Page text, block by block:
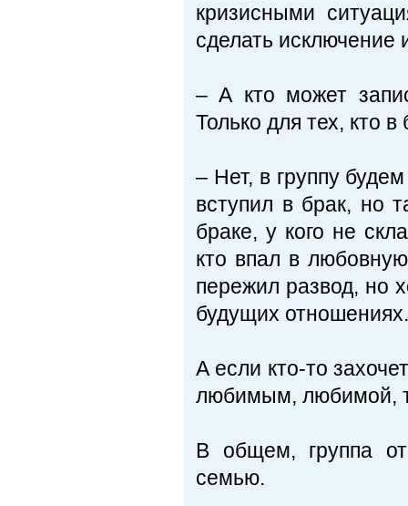
кризисными
сделать исключение
– А кто может
Только для тех, кто
– Нет, в группу
вступил в брак, но
браке, у кого не
кто впал в
пережил развод, но
будущих отношениях.
А если кто-то
любимым, любимой,
В общем, группа
семью.